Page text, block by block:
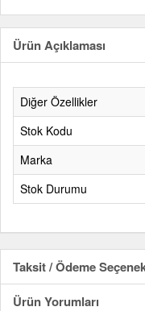
Ürün Açıklaması
Diğer Özellikler
Stok Kodu
Marka
Stok Durumu
Taksit / Ödeme
Ürün Yorumları